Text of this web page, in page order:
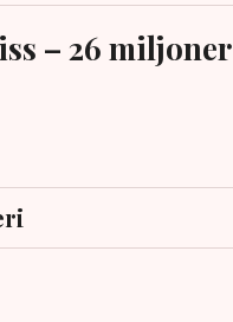
– 26 miljoner